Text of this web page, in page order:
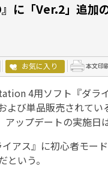
に「Ver.2」追加
お気に入り
4用ソフト『ダラ
び単品販売されてい
ップデートの実施日
アス』に初心者モー
いう。